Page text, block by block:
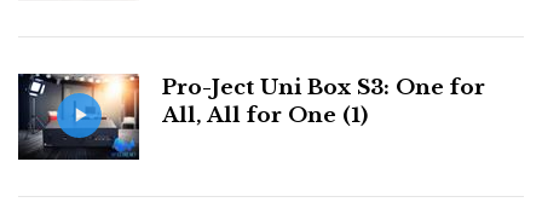
Pro-Ject Uni Box S3: One for
All, All for One (1)